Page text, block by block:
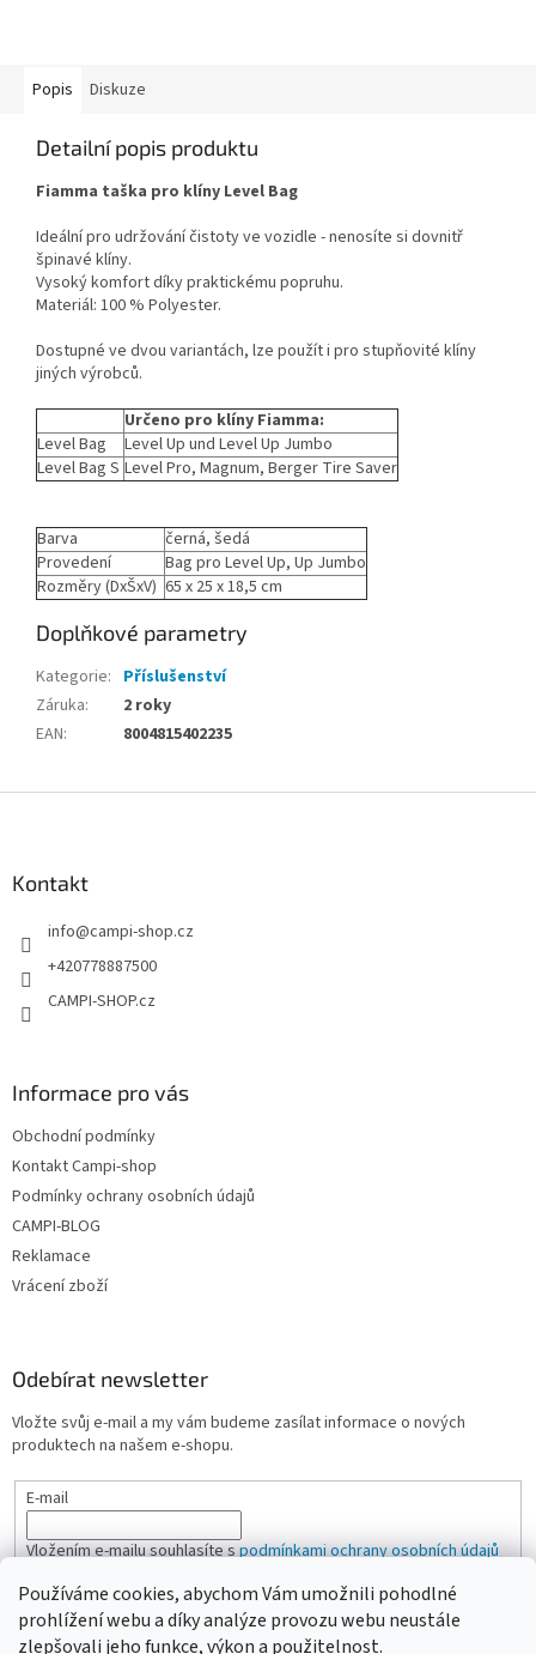
Používáme cookies, abychom Vám umožnili pohodlné
prohlížení webu a díky analýze provozu webu neustále
zlepšovali jeho funkce, výkon a použitelnost.
Popis Diskuze
Detailní popis produktu
Fiamma taška pro klíny Level Bag
Ideální pro udržování čistoty ve vozidle - nenosíte si dovnitř
špinavé klíny.
Vysoký komfort díky praktickému popruhu.
Materiál: 100 % Polyester.
Dostupné ve dvou variantách, lze použít i pro stupňovité klíny
jiných výrobců.
Určeno pro klíny Fiamma:
Level Bag
Level Up und Level Up Jumbo
Level Bag S Level Pro, Magnum, Berger Tire Saver
Barva
černá, šedá
Provedení
Bag pro Level Up, Up Jumbo
Rozměry (DxŠxV) 65 x 25 x 18,5 cm
Doplňkové parametry
Kategorie: Příslušenství
Záruka:
2 roky
EAN: 8004815402235
Kontakt
info@campi-shop.cz
+420778887500
CAMPI-SHOP.cz
Informace pro vás
Obchodní podmínky
Kontakt Campi-shop
Podmínky ochrany osobních údajů
CAMPI-BLOG
Reklamace
Vrácení zboží
Odebírat newsletter
Vložte svůj e-mail a my vám budeme zasílat informace o nových
produktech na našem e-shopu.
E-mail
Vložením e-mailu souhlasíte spodmínkami ochrany osobních údajů
PŘIHLÁSIT SE